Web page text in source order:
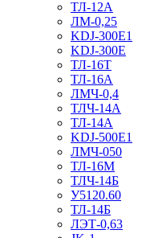
ТЛ-12А
ЛМ-0,25
KDJ-300E1
KDJ-300E
ТЛ-16Т
ТЛ-16А
ЛМЧ-0,4
ТЛЧ-14А
ТЛ-14А
KDJ-500E1
ЛМЧ-050
ТЛ-16М
ТЛЧ-14Б
У5120.60
ТЛ-14Б
ЛЭТ-0,63